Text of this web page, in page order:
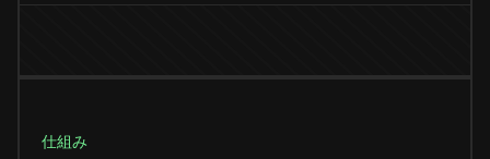
仕組み